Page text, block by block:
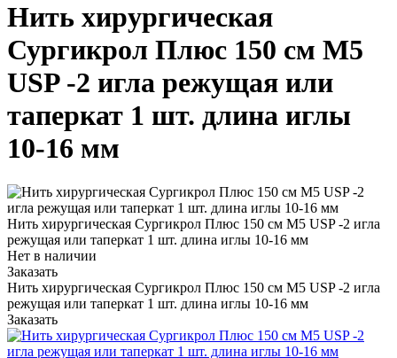
Нить хирургическая
Сургикрол Плюс 150 см М5
USP -2 игла режущая или
таперкат 1 шт. длина иглы
10-16 мм
Нить хирургическая Сургикрол Плюс 150 см М5 USP -2 игла
режущая или таперкат 1 шт. длина иглы 10-16 мм
Нет в наличии
Заказать
Нить хирургическая Сургикрол Плюс 150 см М5 USP -2 игла
режущая или таперкат 1 шт. длина иглы 10-16 мм
Заказать